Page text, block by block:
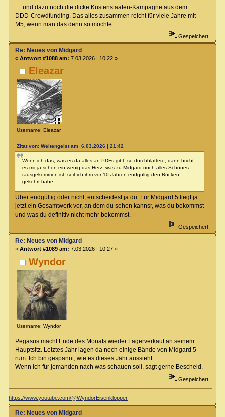
… und dazu noch die dicke Küstenstaaten-Kampagne aus dem
DDD-Crowdfunding. Das alles zusammen reicht für viele Jahre mit
M5, wenn man das denn so möchte.
Gespeichert
Eleazar
Username: Eleazar
Re: Neues von Midgard
« Antwort #1088 am: 7.03.2026 | 10:22 »
Zitat von: Weltengeist am 6.03.2026 | 21:42
Wenn ich das, was es da alles an PDFs gibt, so durchblättere, dann bricht
es mir ja schon ein wenig das Herz, was zu Midgard noch alles Schönes
rausgekommen ist, seit ich ihm vor 10 Jahren endgültig den Rücken
gekehrt habe...
Über endgültig oder nicht, entscheidest ja du. Für Midgard 5 liegt ja
jetzt ein Gesamtwerk vor, an dem du sehen kannsr, was du bekommst
und was du definitiv nicht mehr bekommst.
Gespeichert
Wyndor
Username: Wyndor
Re: Neues von Midgard
« Antwort #1089 am: 7.03.2026 | 10:27 »
Pegasus macht Ende des Monats wieder Lagerverkauf an seinem
Hauptsitz. Letztes Jahr lagen da noch einige Bände von Midgard 5
rum. Ich bin gespannt, wie es dieses Jahr aussieht.
Wenn ich für jemanden nach was schauen soll, sagt gerne Bescheid.
Gespeichert
https://www.youtube.com/@WyndorEisenklopper
Re: Neues von Midgard